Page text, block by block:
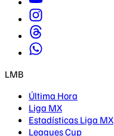
LMB
Última Hora
Liga MX
Estadísticas Liga MX
Leagues Cup